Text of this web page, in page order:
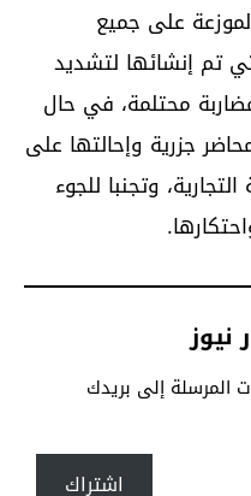
على جميع
تم إنشائها لتشديد
محتلمة، في حال
جزرية وإحالتها على
وتجنبا للجوء
نيوز
المرسلة إلى بريدك
اشتراك